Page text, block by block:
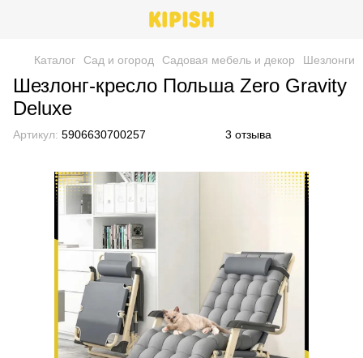
Каталог Сад и огород Cадовая мебель и декор Шезлонги
Шезлонг-кресло Польша Zero Gravity
Deluxe
Артикул: 5906630700257 3 отзыва